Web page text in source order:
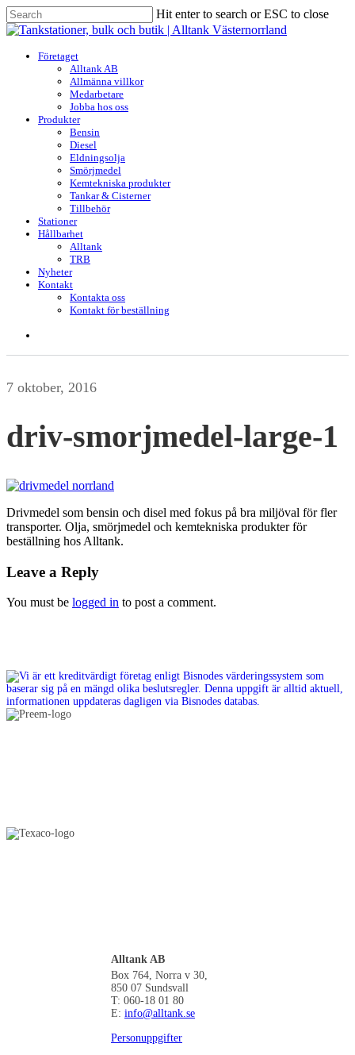
Skip
to
content
Hit enter to search or ESC to close
Close
search
Menu
Företaget
Alltank AB
Allmänna villkor
Medarbetare
Jobba hos oss
Produkter
Bensin
Diesel
Eldningsolja
Smörjmedel
Kemtekniska produkter
Tankar & Cisterner
Tillbehör
Stationer
Hållbarhet
Alltank
TRB
Nyheter
Kontakt
Kontakta oss
Kontakt för beställning
7 oktober, 2016
driv-smorjmedel-large-1
Drivmedel som bensin och disel med fokus på bra miljöval för fler
transporter. Olja, smörjmedel och kemtekniska produkter för
beställning hos Alltank.
Leave a Reply
You must be logged in to post a comment.
Alltank AB
Box 764, Norra v 30,
850 07 Sundsvall
T: 060-18 01 80
E: info@alltank.se
Personuppgifter